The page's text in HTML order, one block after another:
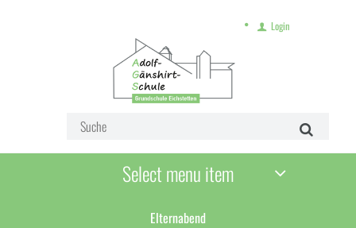
Login
Select menu item
Elternabend